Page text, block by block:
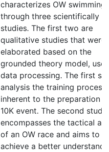
characterizes OW swimming
through three scientifically
studies. The first two are
qualitative studies that were
elaborated based on the
grounded theory model,
data processing. The first
analysis the training process
inherent to the preparation
10K event. The second study
encompasses the tactical
of an OW race and aims to
achieve a better